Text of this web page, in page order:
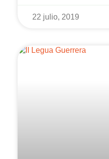
22 julio, 2019